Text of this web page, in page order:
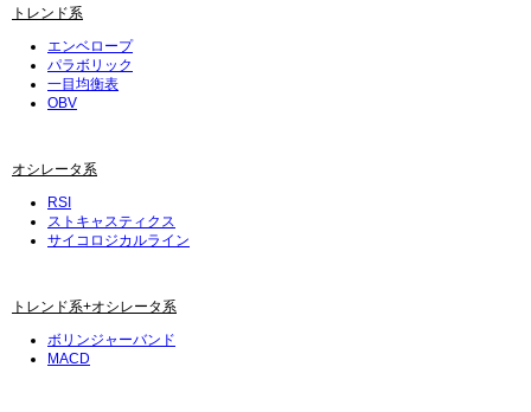
トレンド系
エンベロープ
パラボリック
一目均衡表
OBV
オシレータ系
RSI
ストキャスティクス
サイコロジカルライン
トレンド系+オシレータ系
ボリンジャーバンド
MACD